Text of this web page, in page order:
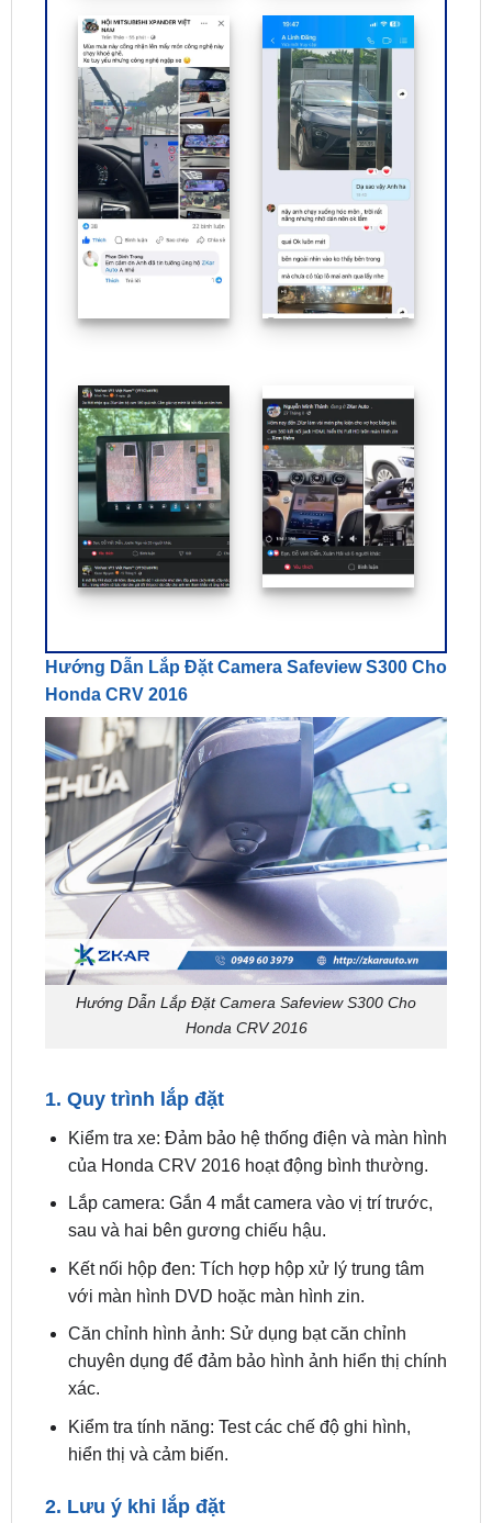
Hướng Dẫn Lắp Đặt Camera Safeview S300 Cho
Honda CRV 2016
của Honda CRV 2016 hoạt động bình thường.
Lắp camera: Gắn 4 mắt camera vào vị trí trước,
sau và hai bên gương chiếu hậu.
Kết nối hộp đen: Tích hợp hộp xử lý trung tâm
với màn hình DVD hoặc màn hình zin.
Căn chỉnh hình ảnh: Sử dụng bạt căn chỉnh
chuyên dụng để đảm bảo hình ảnh hiển thị chính
xác.
Kiểm tra tính năng: Test các chế độ ghi hình,
hiển thị và cảm biến.
2. Lưu ý khi lắp đặt
kinh nghiệm để tránh lỗi đấu nối dây.